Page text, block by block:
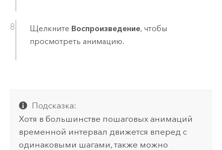
Щелкните Воспроизведение, чтобы
просмотреть анимацию.
Подсказка:
Хотя в большинстве пошаговых анимаций
временной интервал движется вперед с
одинаковыми шагами, также можно